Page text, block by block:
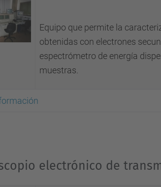
Equipo que permite la
obtenidas con electrones
espectrómetro de energía
muestras.
electrónico de